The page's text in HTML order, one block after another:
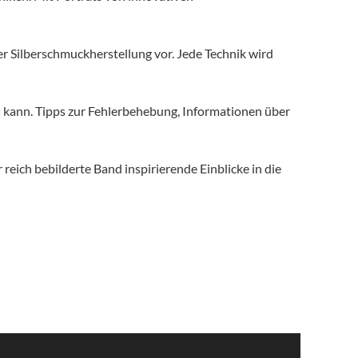
Silberschmuckherstellung vor. Jede Technik wird
Tipps zur Fehlerbehebung, Informationen über
bebilderte Band inspirierende Einblicke in die